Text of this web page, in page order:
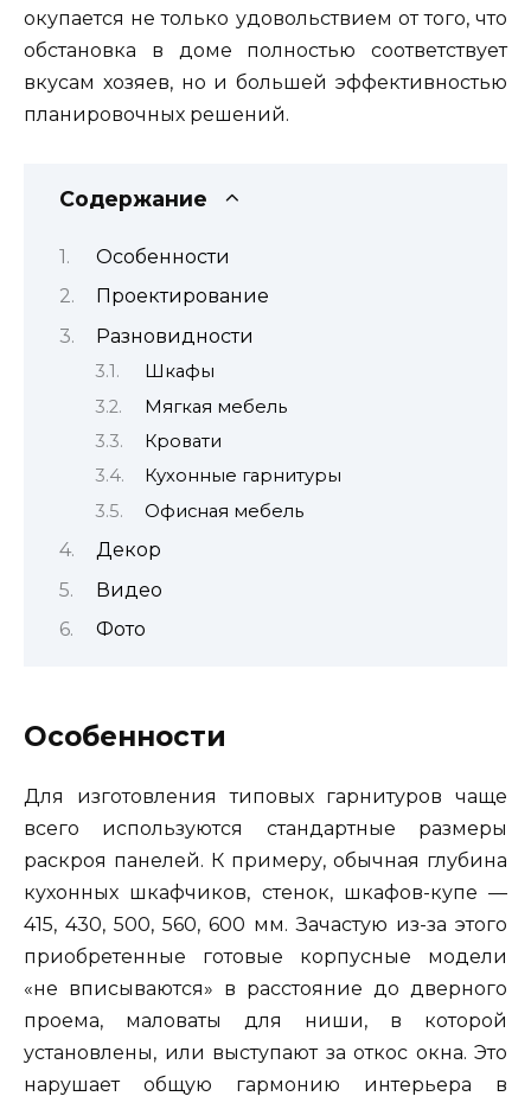
окупается не только удовольствием от того, что
обстановка в доме полностью соответствует
вкусам хозяев, но и большей эффективностью
планировочных решений.
Содержание
Особенности
Проектирование
Разновидности
Шкафы
Мягкая мебель
Кровати
Кухонные гарнитуры
Офисная мебель
Декор
Видео
Фото
Особенности
Для изготовления типовых гарнитуров чаще
всего используются стандартные размеры
раскроя панелей. К примеру, обычная глубина
кухонных шкафчиков, стенок, шкафов-купе —
415, 430, 500, 560, 600 мм. Зачастую из-за этого
приобретенные готовые корпусные модели
«не вписываются» в расстояние до дверного
проема, маловаты для ниши, в которой
установлены, или выступают за откос окна. Это
нарушает общую гармонию интерьера в